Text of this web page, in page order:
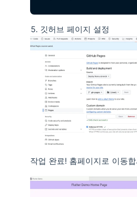
깃허브 페이지 설정
작업 완료! 홈페이지로 이동합